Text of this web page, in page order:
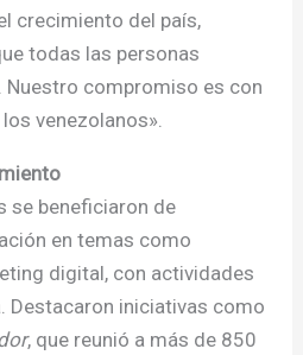
crecimiento del país,
todas las personas
Nuestro compromiso es con
venezolanos».
se beneficiaron de
en temas como
digital, con actividades
Destacaron iniciativas como
, que reunió a más de 850